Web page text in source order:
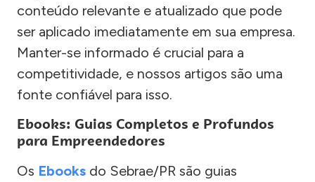
conteúdo relevante e atualizado que pode
ser aplicado imediatamente em sua empresa.
Manter-se informado é crucial para a
competitividade, e nossos artigos são uma
fonte confiável para isso.
Ebooks: Guias Completos e Profundos
para Empreendedores
Os Ebooks do Sebrae/PR são guias